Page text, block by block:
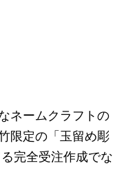
ネームクラフトの
限定の「玉留め彫
完全受注作成でな